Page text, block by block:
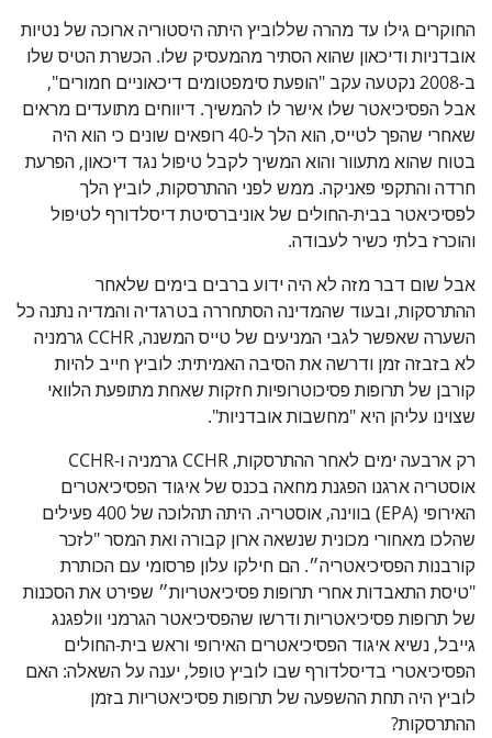
החוקרים גילו עד מהרה שללוביץ היתה היסטוריה ארוכה של נטיות
אובדניות ודיכאון שהוא הסתיר מהמעסיק שלו. הכשרת הטיס שלו
ב-2008 נקטעה עקב "הופעת סימפטומים דיכאוניים חמורים",
אבל הפסיכיאטר שלו אישר לו להמשיך. דיווחים מתועדים מראים
שאחרי שהפך לטייס, הוא הלך ל-40 רופאים שונים כי הוא היה
בטוח שהוא מתעוור והוא המשיך לקבל טיפול נגד דיכאון, הפרעת
חרדה והתקפי פאניקה. ממש לפני ההתרסקות, לוביץ הלך
לפסיכיאטר בבית-החולים של אוניברסיטת דיסלדורף לטיפול
והוכרז בלתי כשיר לעבודה.
אבל שום דבר מזה לא היה ידוע ברבים בימים שלאחר
ההתרסקות, ובעוד שהמדינה הסתחררה בטרגדיה והמדיה נתנה כל
השערה שאפשר לגבי המניעים של טייס המשנה, CCHR גרמניה
לא בזבזה זמן ודרשה את הסיבה האמיתית: לוביץ חייב להיות
קורבן של תרופות פסיכוטרופיות חזקות שאחת מתופעת הלוואי
שצוינו עליהן היא "מחשבות אובדניות".
רק ארבעה ימים לאחר ההתרסקות, CCHR גרמניה ו-CCHR
אוסטריה ארגנו הפגנת מחאה בכנס של איגוד הפסיכיאטרים
האירופי (EPA) בווינה, אוסטריה. היתה תהלוכה של 400 פעילים
שהלכו מאחורי מכונית שנשאה ארון קבורה ואת המסר "לזכר
קורבנות הפסיכיאטריה״. הם חילקו עלון פרסומי עם הכותרת
"טיסת התאבדות אחרי תרופות פסיכיאטריות״ שפירט את הסכנות
של תרופות פסיכיאטריות ודרשו שהפסיכיאטר הגרמני וולפגנג
גייבל, נשיא איגוד הפסיכיאטרים האירופי וראש בית-החולים
הפסיכיאטרי בדיסלדורף שבו לוביץ טופל, יענה על השאלה: האם
לוביץ היה תחת ההשפעה של תרופות פסיכיאטריות בזמן
ההתרסקות?